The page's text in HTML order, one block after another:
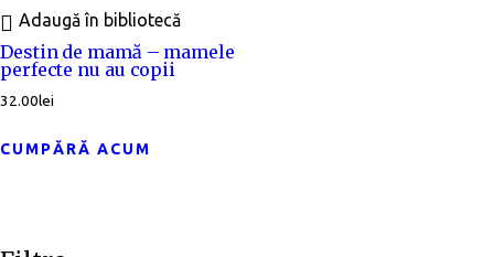
Adaugă în bibliotecă
Destin de mamă – mamele
perfecte nu au copii
32.00lei
CUMPĂRĂ ACUM